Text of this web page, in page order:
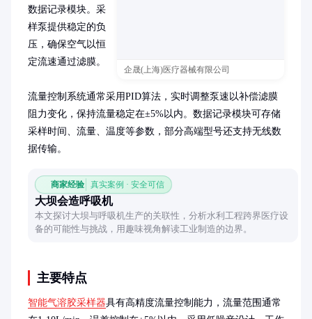
企晟(上海)医疗器械有限公司
数据记录模块。采
样泵提供稳定的负
压，确保空气以恒
定流速通过滤膜。
流量控制系统通常采用PID算法，实时调整泵速以补偿滤膜
阻力变化，保持流量稳定在±5%以内。数据记录模块可存储
采样时间、流量、温度等参数，部分高端型号还支持无线数
据传输。
商家经验 真实案例 · 安全可信
大坝会造呼吸机
本文探讨大坝与呼吸机生产的关联性，分析水利工程跨界医疗设
备的可能性与挑战，用趣味视角解读工业制造的边界。
主要特点
智能气溶胶采样器具有高精度流量控制能力，流量范围通常